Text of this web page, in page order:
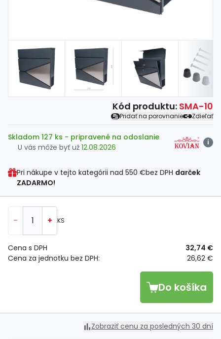
Kód produktu: SMA-10
Pridať na porovnanie Zdieľať
Skladom 127 ks - pripravené na odoslanie
U vás môže byť už 12.08.2026
i
Pri nákupe v tejto kategórii nad 550 €bez DPH darček
ZADARMO!
- + KS
Cena za jednotku bez DPH: 26,62 €
Cena s DPH 32,74 €
Do košíka
Zobraziť cenu za posledných 30 dní